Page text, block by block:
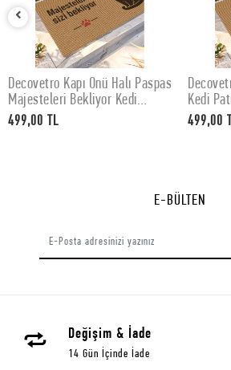
SEPETE EKLE
Decovetro Kapı Önü Halı Paspas
Majesteleri Bekliyor Kedi
Baskılı 40 x 60 Cm
499,00 TL
Kedi
Cm
499,00
E-BÜLTEN
Değişim & İade
14 Gün İçinde İade